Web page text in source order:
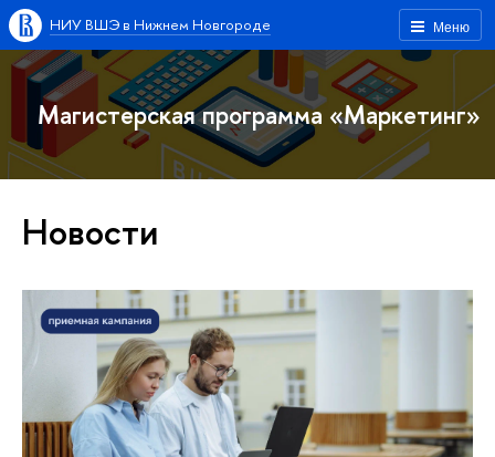
Меню
НИУ ВШЭ в Нижнем Новгороде
Магистерская программа «Маркетинг»
Новости